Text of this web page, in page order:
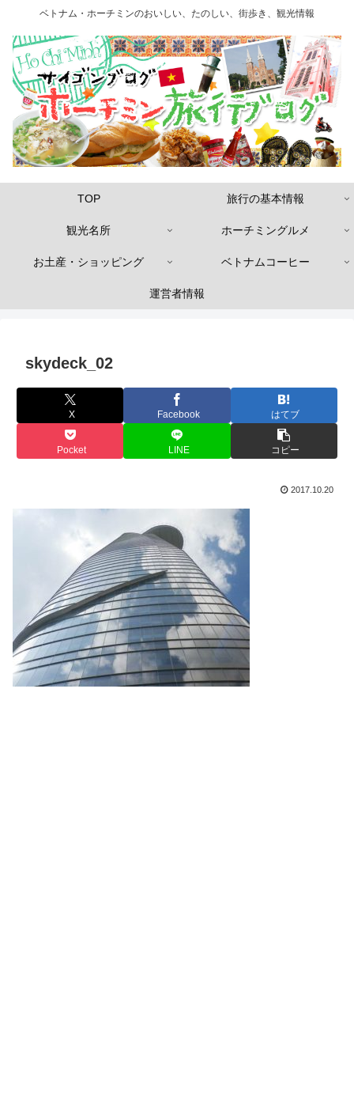
ベトナム・ホーチミンのおいしい、たのしい、街歩き、観光情報
TOP 旅行の基本情報
観光名所 ホーチミングルメ
お土産・ショッピング ベトナムコーヒー
運営者情報
skydeck_02
X Facebook はてブ
Pocket LINE コピー
2017.10.20